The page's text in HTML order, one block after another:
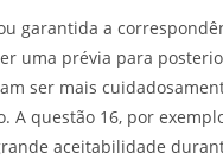
garantida a
uma prévia para
ser mais
questão 16, por
aceitabilidade